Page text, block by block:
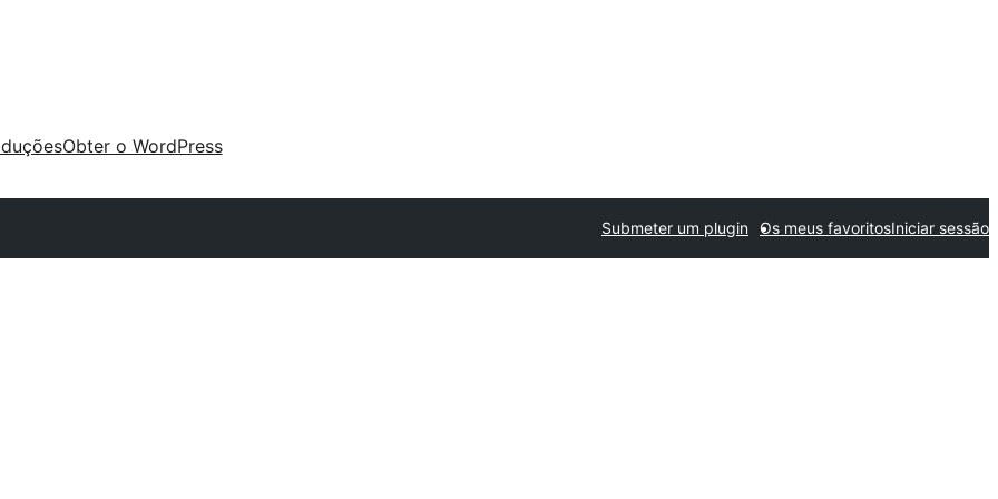
Obter o WordPress
Submeter um plugin Os meus favoritosIniciar sessão